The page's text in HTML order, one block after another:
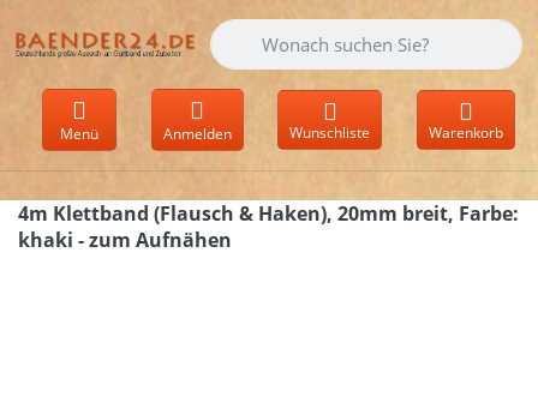
Geben Sie einen Suchbegriff ein.
Menü Anmelden Wunschliste Warenkorb
4m Klettband (Flausch & Haken), 20mm breit, Farbe:
khaki - zum Aufnähen